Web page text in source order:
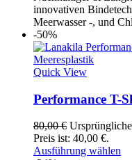
innovativen
Meerwasser -, und
-50%
Quick View
Performance T-
80,00€
Preis ist: 40,00 €.
Ausführung wählen